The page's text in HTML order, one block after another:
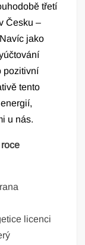
třetí
Česku –
jako
pozitivní
tento
u nás.
licenci